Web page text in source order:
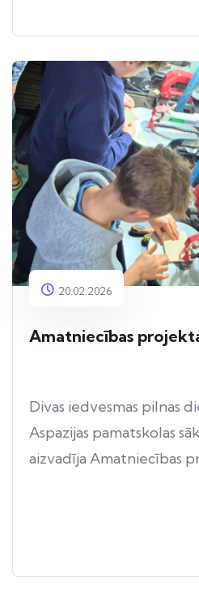
20.02.2026
Amatniecības
Divas iedvesmas pilnas
Aspazijas pamatskolas
aizvadīja Amatniecības